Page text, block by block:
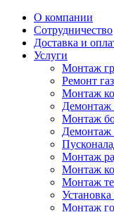
О компании
Сотрудничество
Доставка и
Услуги
Монтаж
Ремонт
Монтаж
Демонтаж
Монтаж
Демонтаж
Монтаж
Монтаж
Монтаж
Монтаж